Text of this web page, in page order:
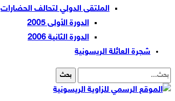
الملتقى الدولي لتحالف الحضارات
الدورة الأولى 2005
الدورة الثانية 2006
شجرة العائلة الريسونية